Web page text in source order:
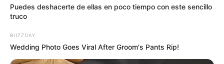
Puedes deshacerte de ellas en poco tiempo con este sencillo
truco
BUZZDAY
Wedding Photo Goes Viral After Groom's Pants Rip!